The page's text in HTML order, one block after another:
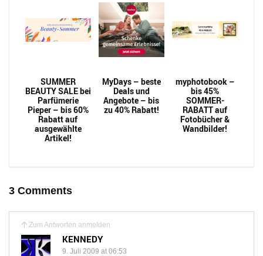
SUMMER
BEAUTY SALE bei
Parfümerie
Pieper – bis 60%
Rabatt auf
ausgewählte
Artikel!
MyDays – beste
Deals und
Angebote – bis
zu 40% Rabatt!
myphotobook –
bis 45%
SOMMER-
RABATT auf
Fotobücher &
Wandbilder!
3 Comments
Zum Antworten anmelden
KENNEDY
9. Juli 2009 at 06:53